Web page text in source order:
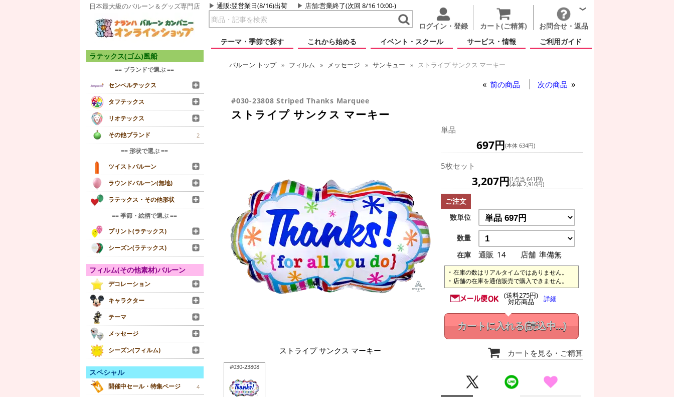
日本最大級のバルーン＆グッズ専門店 通販:翌営業日(8/16)出荷 店舗:営業終了(次回 8/16 10:00-)
ログイン・登録 カート(ご精算)
お問合せ・返品
テーマ・季節で探す
これから始める イベント・スクール サービス・情報 ご利用ガイド
ラテックス(ゴム)風船
== ブランドで選ぶ ==
センペルテックス
タフテックス
リオテックス
その他ブランド
2
== 形状で選ぶ ==
ツイストバルーン
ラウンドバルーン(無地)
ラテックス・その他形状
== 季節・絵柄で選ぶ ==
プリント(ラテックス)
シーズン(ラテックス)
フィルム(その他素材)バルーン
デコレーション
キャラクター
テーマ
メッセージ
シーズン(フィルム)
スペシャル
開催中セール・特集ページ 4
バルーン トップ フィルム メッセージ サンキュー ストライプ サンクス マーキー
前の商品 次の商品
#030-23808 Striped Thanks Marquee
ストライプ サンクス マーキー
ストライプ サンクス マーキー
#030-23808
単品
697円(本体 634円)
5枚セット
3,207円(1点当 641円)
(本体 2,916円)
ご注文
数単位
数量
在庫
通販 14 店舗 準備無
在庫の数はリアルタイムではありません。
店舗の在庫を通信販売で購入できません。
(送料275円)
対応商品 詳細
カートに入れる(読込中...)
カートを見る ・ご精算